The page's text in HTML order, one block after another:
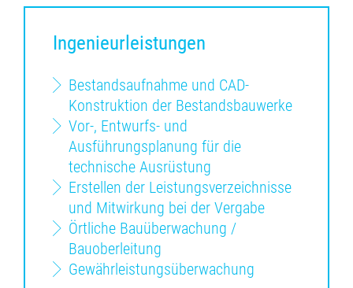
Ingenieurleistungen
Bestandsaufnahme und CAD-
Konstruktion der Bestandsbauwerke
Vor-, Entwurfs- und
Ausführungsplanung für die
technische Ausrüstung
Erstellen der Leistungsverzeichnisse
und Mitwirkung bei der Vergabe
Örtliche Bauüberwachung /
Bauoberleitung
Gewährleistungsüberwachung